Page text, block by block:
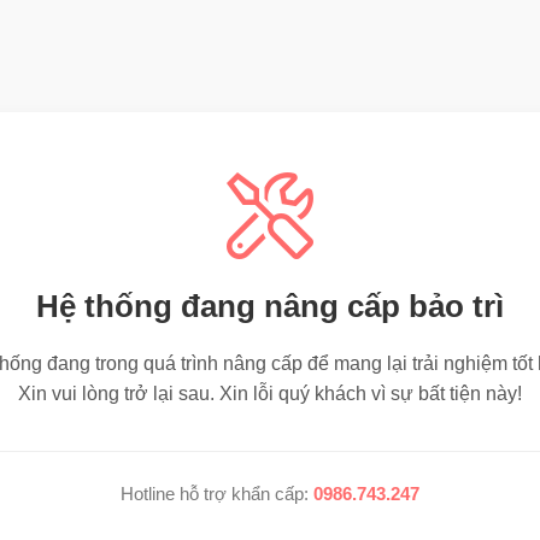
Hệ thống đang nâng cấp bảo trì
đang trong quá trình nâng cấp để mang lại trải nghiệm tốt
Xin vui lòng trở lại sau. Xin lỗi quý khách vì sự bất tiện này!
Hotline hỗ trợ khẩn cấp: 0986.743.247